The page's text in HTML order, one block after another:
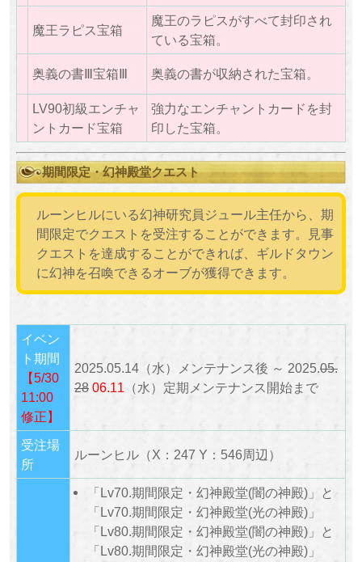
魔王ラピス宝箱
魔王のラピスがすべて封印され
ている宝箱。
奥義の書Ⅲ宝箱Ⅲ 奥義の書が収納された宝箱。
LV90初級エンチャ
ントカード宝箱
強力なエンチャントカードを封
印した宝箱。
期間限定・幻神殿堂クエスト
ルーンヒルにいる幻神研究員ジュール主任から、期
間限定でクエストを受注することができます。見事
クエストを達成することができれば、ギルドタウン
に幻神を召喚できるオーブが獲得できます。
イベン
ト期間
【5/30
11:00
修正】
2025.05.14（水）メンテナンス後 ～ 2025. 05.
28 06.11 （水）定期メンテナンス開始まで
受注場
所
ルーンヒル（X：247 Y：546周辺）
「Lv70.期間限定・幻神殿堂(闇の神殿)」と
「Lv70.期間限定・幻神殿堂(光の神殿)」
「Lv80.期間限定・幻神殿堂(闇の神殿)」と
「Lv80.期間限定・幻神殿堂(光の神殿)」